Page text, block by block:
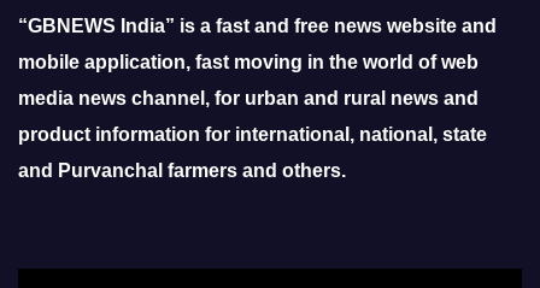
“GBNEWS India” is a fast and free news website and
mobile application, fast moving in the world of web
media news channel, for urban and rural news and
product information for international, national, state
and Purvanchal farmers and others.